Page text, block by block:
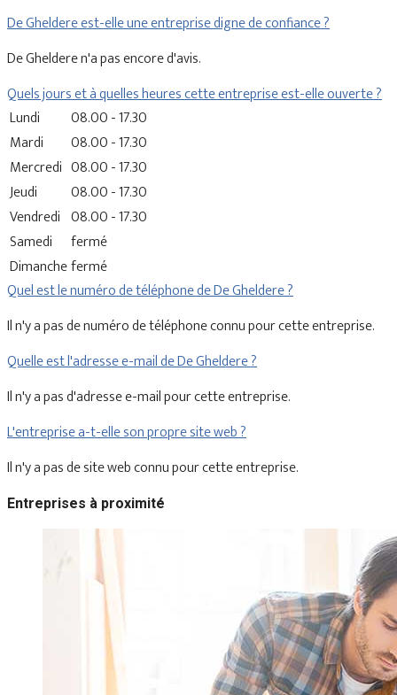
De Gheldere est-elle une entreprise digne de confiance ?
De Gheldere n'a pas encore d'avis.
Quels jours et à quelles heures cette entreprise est-elle ouverte ?
Lundi
08.00 - 17.30
Mardi
08.00 - 17.30
Mercredi 08.00 - 17.30
Jeudi
08.00 - 17.30
Vendredi 08.00 - 17.30
Samedi
fermé
Dimanchefermé
Quel est le numéro de téléphone de De Gheldere ?
Il n'y a pas de numéro de téléphone connu pour cette entreprise.
Quelle est l'adresse e-mail de De Gheldere ?
Il n'y a pas d'adresse e-mail pour cette entreprise.
L'entreprise a-t-elle son propre site web ?
Il n'y a pas de site web connu pour cette entreprise.
Entreprises à proximité